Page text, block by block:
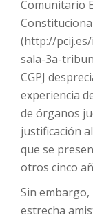
Comunitario
(http://
sala-3a-
CGPJ
experiencia
de órganos
justificación
que se
otros cinco
Sin embargo,
estrecha